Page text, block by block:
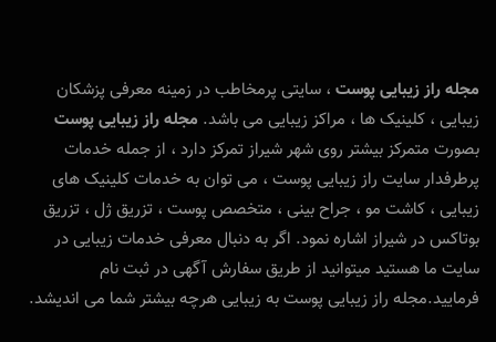
مجله راز زیبایی پوست ، سایتی پرمخاطب در زمینه معرفی پزشکان
زیبایی ، کلینیک ها ، مراکز زیبایی می باشد. مجله راز زیبایی پوست
بصورت متمرکز بیشتر روی شهر شیراز تمرکز دارد ، از جمله خدمات
پرطرفدار سایت راز زیبایی پوست ، می توان به خدمات کلینیک های
زیبایی ، کاشت مو ، جراح بینی ، متخصص پوست ، تزریق ژل ، تزریق
بوتاکس در شیراز اشاره نمود. اگر به دنبال معرفی خدمات زیبایی در
سایت ما هستید میتوانید از طریق سفارش آگهی در ثبت نام
فرمایید.مجله راز زیبایی پوست به زیبایی هرچه بیشتر شما می اندیشد.